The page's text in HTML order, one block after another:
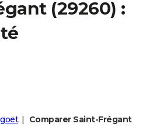
(29260) :
Comparer Saint-Frégant